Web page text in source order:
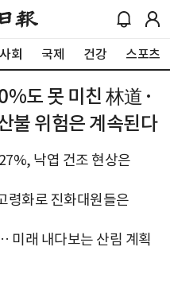
사회 국제 건강 스포츠
도 못 미친 林道·
불 위험은 계속된다
낙엽 건조 현상은
령화로 진화대원들은
미래 내다보는 산림 계획